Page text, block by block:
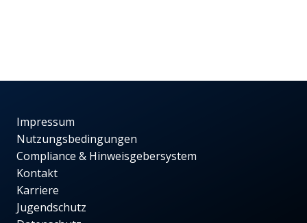
Impressum
Nutzungsbedingungen
Compliance & Hinweisgebersystem
Kontakt
Karriere
Jugendschutz